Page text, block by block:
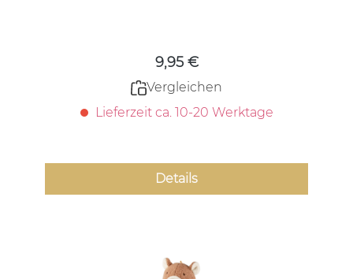
9,95 €
Vergleichen
Lieferzeit ca. 10-20 Werktage
Details